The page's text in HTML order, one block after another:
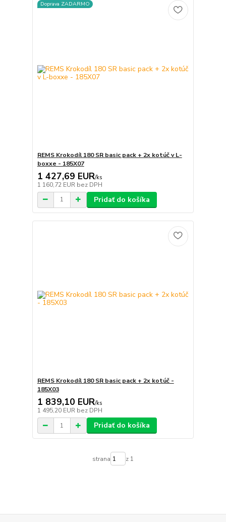
Doprava ZADARMO
REMS Krokodíl 180 SR basic pack + 2x kotúč v L-
boxxe - 185X07
1 427,69 EUR/ks
1 160,72 EUR bez DPH
Pridať do košíka
REMS Krokodíl 180 SR basic pack + 2x kotúč -
185X03
1 839,10 EUR/ks
1 495,20 EUR bez DPH
Pridať do košíka
strana z 1